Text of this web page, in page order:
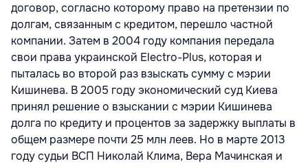
договор, согласно которому право на претензии по
долгам, связанным с кредитом, перешло частной
компании. Затем в 2004 году компания передала
свои права украинской Electro-Plus, которая и
пыталась во второй раз взыскать сумму с мэрии
Кишинева. В 2005 году экономический суд Киева
принял решение о взыскании с мэрии Кишинева
долга по кредиту и процентов за задержку выплаты в
общем размере почти 25 млн леев. Но в марте 2013
году судьи ВСП Николай Клима, Вера Мачинская и